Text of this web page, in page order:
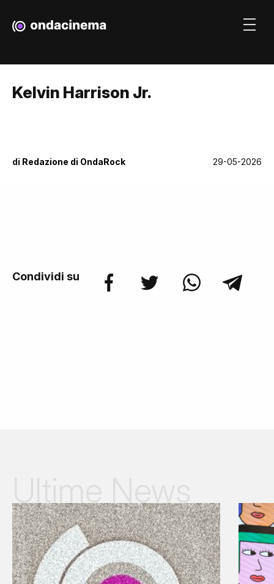
Kelvin Harrison Jr.
di Redazione di OndaRock 29-05-2026
Condividi su